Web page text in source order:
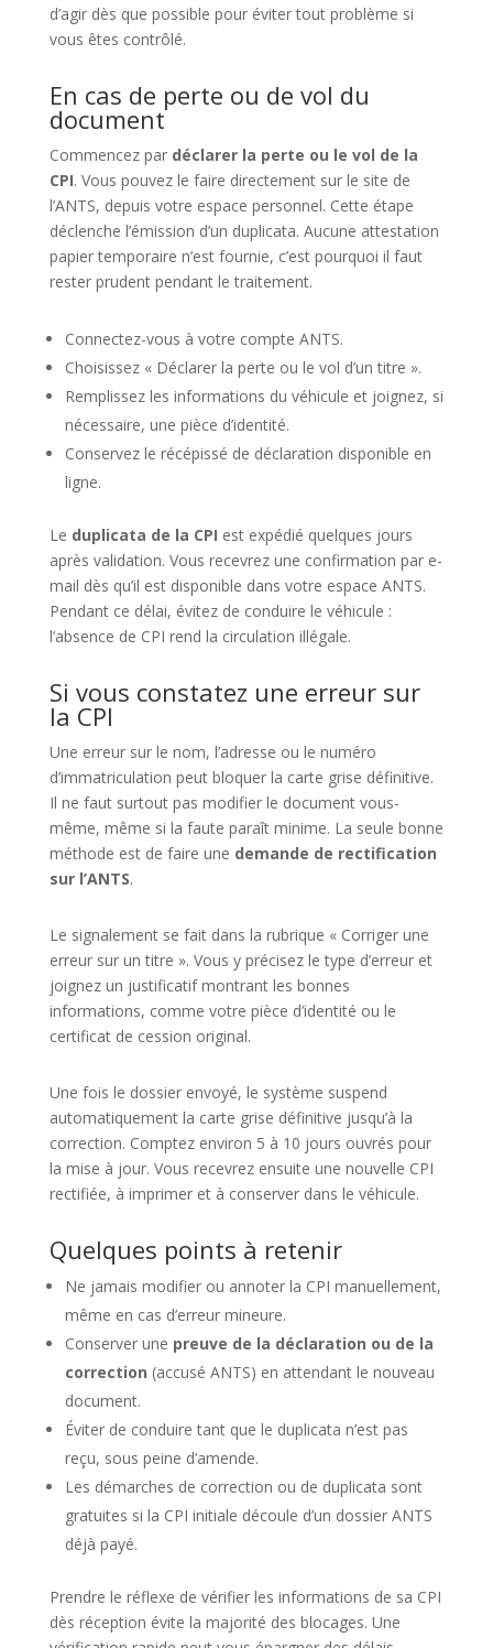
d’agir dès que possible pour éviter tout problème si
vous êtes contrôlé.
En cas de perte ou de vol du
document
Commencez par déclarer la perte ou le vol de la
CPI. Vous pouvez le faire directement sur le site de
l’ANTS, depuis votre espace personnel. Cette étape
déclenche l’émission d’un duplicata. Aucune attestation
papier temporaire n’est fournie, c’est pourquoi il faut
rester prudent pendant le traitement.
Connectez-vous à votre compte ANTS.
Choisissez « Déclarer la perte ou le vol d’un titre ».
Remplissez les informations du véhicule et joignez, si
nécessaire, une pièce d’identité.
Conservez le récépissé de déclaration disponible en
ligne.
Le duplicata de la CPI est expédié quelques jours
après validation. Vous recevrez une confirmation par e-
mail dès qu’il est disponible dans votre espace ANTS.
Pendant ce délai, évitez de conduire le véhicule :
l’absence de CPI rend la circulation illégale.
Si vous constatez une erreur sur
la CPI
Une erreur sur le nom, l’adresse ou le numéro
d’immatriculation peut bloquer la carte grise définitive.
Il ne faut surtout pas modifier le document vous-
même, même si la faute paraît minime. La seule bonne
méthode est de faire une demande de rectification
sur l’ANTS.
Le signalement se fait dans la rubrique « Corriger une
erreur sur un titre ». Vous y précisez le type d’erreur et
joignez un justificatif montrant les bonnes
informations, comme votre pièce d’identité ou le
certificat de cession original.
Une fois le dossier envoyé, le système suspend
automatiquement la carte grise définitive jusqu’à la
correction. Comptez environ 5 à 10 jours ouvrés pour
la mise à jour. Vous recevrez ensuite une nouvelle CPI
rectifiée, à imprimer et à conserver dans le véhicule.
Quelques points à retenir
Ne jamais modifier ou annoter la CPI manuellement,
même en cas d’erreur mineure.
Conserver une preuve de la déclaration ou de la
correction (accusé ANTS) en attendant le nouveau
document.
Éviter de conduire tant que le duplicata n’est pas
reçu, sous peine d’amende.
Les démarches de correction ou de duplicata sont
gratuites si la CPI initiale découle d’un dossier ANTS
déjà payé.
Prendre le réflexe de vérifier les informations de sa CPI
dès réception évite la majorité des blocages. Une